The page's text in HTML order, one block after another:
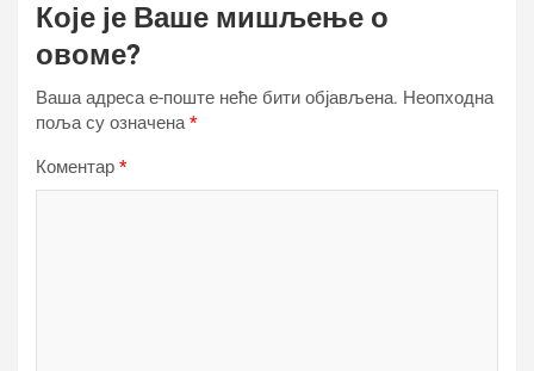
Које је Ваше мишљење о
овоме?
Ваша адреса е-поште неће бити објављена. Неопходна
поља су означена*
Коментар *